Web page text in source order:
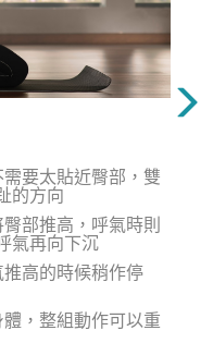
要太貼近臀部，雙
的方向
部推高，呼氣時則
氣再向下沉
高的時候稍作停
，整組動作可以重